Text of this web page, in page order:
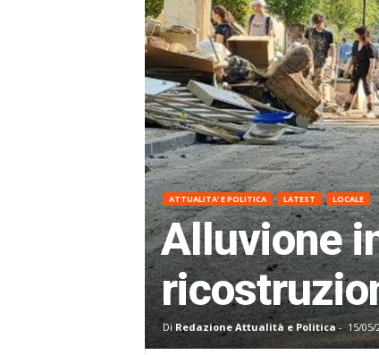
ATTUALITA' E POLITICA LATEST LOCALE
Alluvione
Di Redazione Attualità e Politica- 15/05/